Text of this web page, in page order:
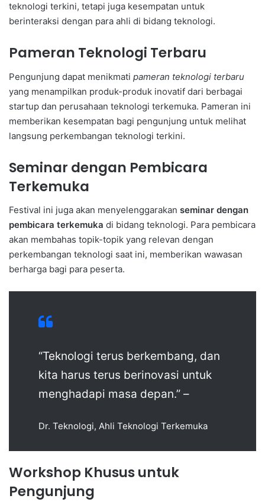
teknologi terkini, tetapi juga kesempatan untuk
berinteraksi dengan para ahli di bidang teknologi.
Pameran Teknologi Terbaru
Pengunjung dapat menikmati pameran teknologi terbaru
yang menampilkan produk-produk inovatif dari berbagai
startup dan perusahaan teknologi terkemuka. Pameran ini
memberikan kesempatan bagi pengunjung untuk melihat
langsung perkembangan teknologi terkini.
Seminar dengan Pembicara
Terkemuka
Festival ini juga akan menyelenggarakan seminar dengan
pembicara terkemuka di bidang teknologi. Para pembicara
akan membahas topik-topik yang relevan dengan
perkembangan teknologi saat ini, memberikan wawasan
berharga bagi para peserta.
“Teknologi terus berkembang, dan
kita harus terus berinovasi untuk
menghadapi masa depan.” –
Dr. Teknologi, Ahli Teknologi Terkemuka
Workshop Khusus untuk
Pengunjung